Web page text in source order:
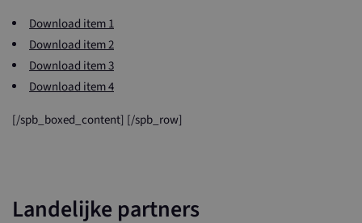
Download item 1
Download item 2
Download item 3
Download item 4
[/spb_boxed_content] [/spb_row]
Landelijke partners